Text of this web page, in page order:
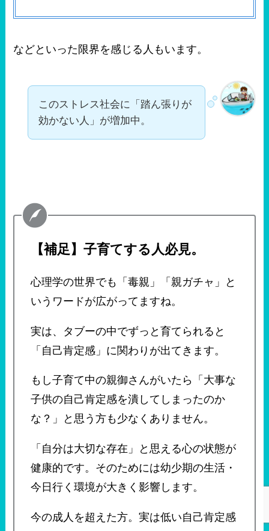
などといった限界を感じる人もいます。
このストレス社会に「踏ん張りが
効かない人」が増加中。
【補足】子育てする人必見。
心理学の世界でも「毒親」「親ガチャ」と
いうワードが広がってますね。
実は、タブーの中でずっと育てられると
「自己肯定感」に関わりが出てきます。
もし子育て中の親御さんがいたら「大事な
子供の自己肯定感を潰してしまったのか
な？」と思う方も少なくありません。
「自分は大切な存在」と思える心の状態が
健康的です。そのためには幼少期の生活・
今日行く環境が大きく影響します。
今の成人を超えた方。実は低い自己肯定感